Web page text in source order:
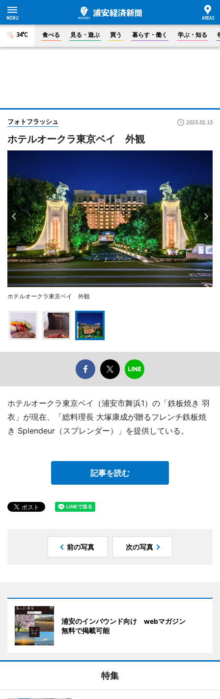
34°C 食べる 見る・遊ぶ 買う 暮らす・働く 学ぶ・知る
フォトフラッシュ 2025.02.15
ホテルオークラ東京ベイ 外観
ホテルオークラ東京ベイ 外観
ホテルオークラ東京ベイ（浦安市舞浜1）の「鉄板焼き 羽
衣」が現在、「総料理長 大塚康成が贈るフレンチ鉄板焼
き Splendeur（スプレンダー）」を提供している。
記事を読む
前の写真 次の写真
浦安のインバウンド向け webマガジン
無料で掲載可能
特集